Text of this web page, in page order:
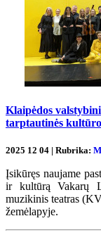
Klaipėdos
tarptautinės
2025 12 04 | Rubrika:
Įsikūręs naujame
ir kultūrą Vakarų
muzikinis teatras
žemėlapyje.